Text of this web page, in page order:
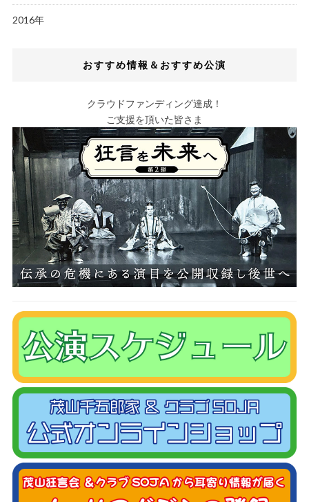
2016年
おすすめ情報＆おすすめ公演
クラウドファンディング達成！
ご支援を頂いた皆さま